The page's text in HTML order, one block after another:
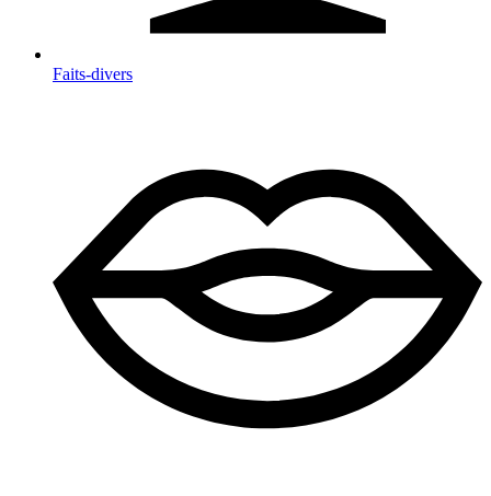
Faits-divers